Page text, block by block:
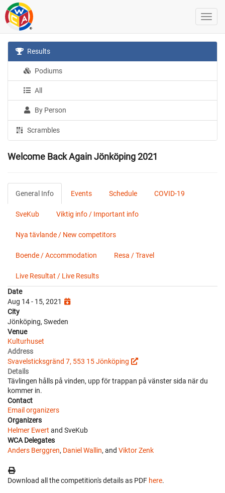
Results
Podiums
All
By Person
Scrambles
Welcome Back Again Jönköping 2021
General Info Events Schedule COVID-19
SveKub Viktig info / Important info
Nya tävlande / New competitors
Boende / Accommodation Resa / Travel
Live Resultat / Live Results
Date
Aug 14 - 15, 2021
City
Jönköping, Sweden
Venue
Kulturhuset
Address
Svavelsticksgränd 7, 553 15 Jönköping
Details
Tävlingen hålls på vinden, upp för trappan på vänster sida när du
kommer in.
Contact
Email organizers
Organizers
Helmer Ewert and SveKub
WCA Delegates
Anders Berggren, Daniel Wallin, and Viktor Zenk
Download all the competition's details as PDF here.